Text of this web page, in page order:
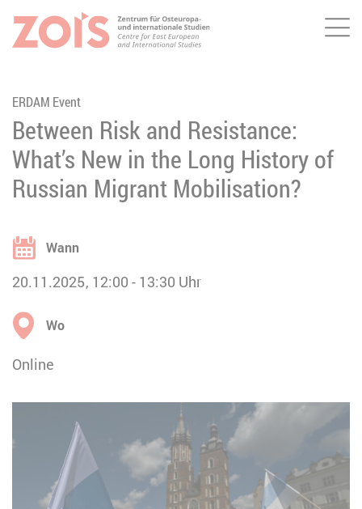
ZUM HAUPTINHALT SPRINGEN
ZUR SUCHE SPRINGEN
ERDAM Event
Between Risk and Resistance:
What’s New in the Long History of
Russian Migrant Mobilisation?
Wann
20.11.2025 12:00 13:30 Uhr
Wo
Online